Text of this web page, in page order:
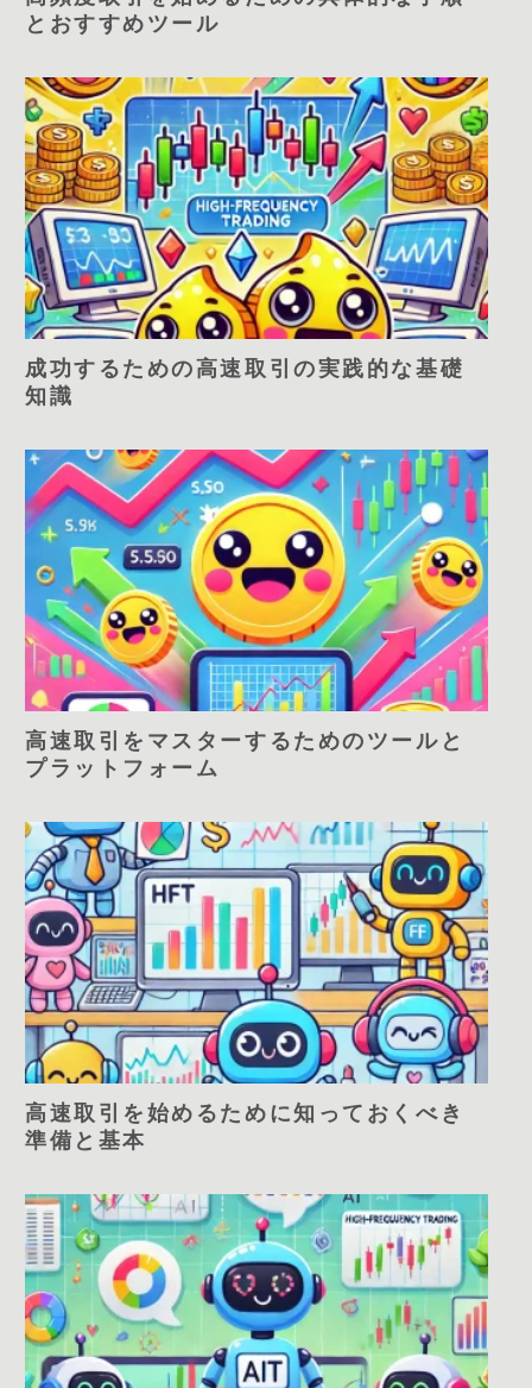
とおすすめツール
成功するための高速取引の実践的な基礎
知識
高速取引をマスターするためのツールと
プラットフォーム
高速取引を始めるために知っておくべき
準備と基本